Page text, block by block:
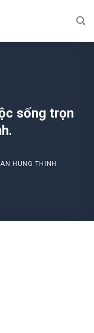
sống trọn
HUNG THINH